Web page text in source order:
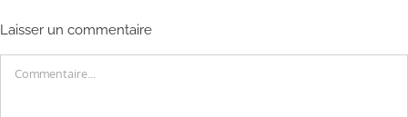
Laisser un commentaire